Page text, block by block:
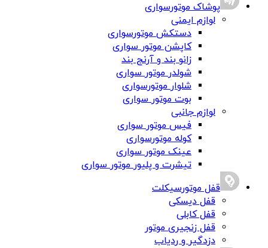
پوشاک موتورسواری
لوازم ایمنی
دستکش موتورسواری
کاپشن موتور سواری
زانو بند و آرنج بند
شولدر موتور سواری
شلوار موتورسواری
بوت موتور سواری
لوازم جانبی
فیس موتور سواری
کوله موتورسواری
عینک موتور سواری
تیشرت و پلیور موتور سواری
قفل موتورسیکلت
قفل دیسکی
قفل کابلی
قفل زنجیری موتور
دزدگیر و ردیاب